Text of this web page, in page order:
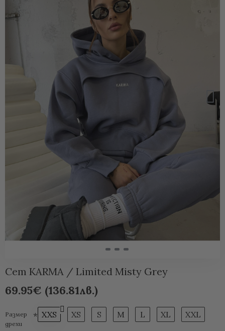
Сет KARMA / Limited Misty Grey
69.95€ (136.81лв.)
Размер
дрехи
XXS XS S M L XL XXL